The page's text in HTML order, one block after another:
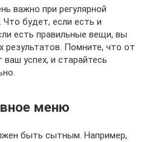
важно при регулярной
будет, если есть и
есть правильные вещи, вы
Помните, что от
успех, и старайтесь
меню
быть сытным. Например,